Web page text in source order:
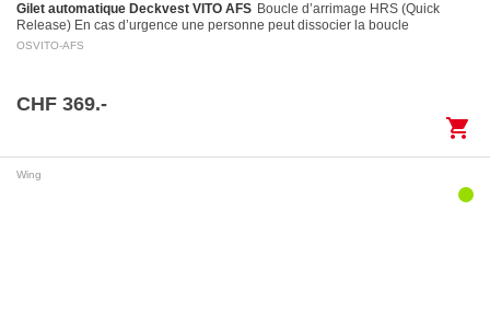
Gilet automatique Deckvest VITO AFS Boucle d’arrimage HRS (Quick
Release) En cas d’urgence une personne peut dissocier la boucle
d’arrimage en tirant sur la poignée d’activation…
OSVITO-AFS
CHF 369.-
shopping_cart
Wing